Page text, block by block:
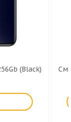
(Black)